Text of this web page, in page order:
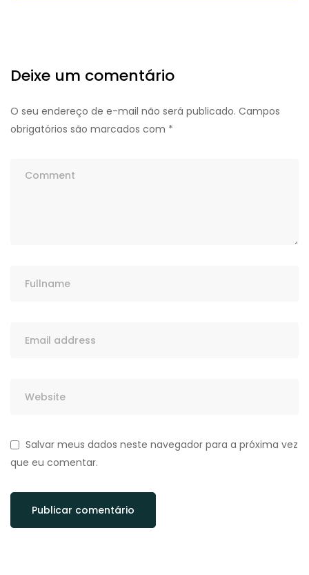
Deixe um comentário
O seu endereço de e-mail não será publicado. Campos
obrigatórios são marcados com *
Salvar meus dados neste navegador para a próxima vez
que eu comentar.